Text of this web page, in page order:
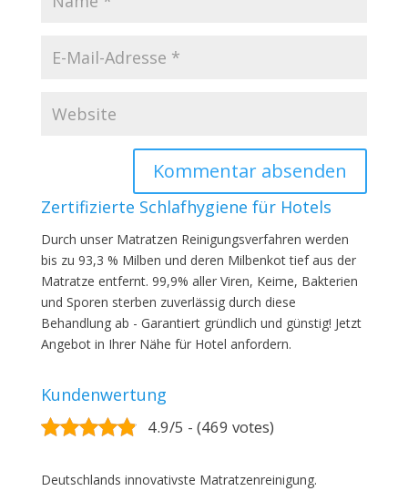
Zertifizierte Schlafhygiene für Hotels
Durch unser Matratzen Reinigungsverfahren werden
bis zu 93,3 % Milben und deren Milbenkot tief aus der
Matratze entfernt. 99,9% aller Viren, Keime, Bakterien
und Sporen sterben zuverlässig durch diese
Behandlung ab - Garantiert gründlich und günstig! Jetzt
Angebot in Ihrer Nähe für Hotel anfordern.
Kundenwertung
4.9/5 - (469 votes)
Deutschlands innovativste Matratzenreinigung.